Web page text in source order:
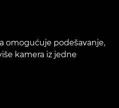
omogućuje podešavanje,
kamera iz jedne